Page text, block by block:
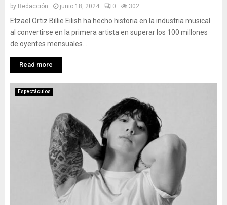
by Redacción junio 18, 2024 0 302
Etzael Ortiz Billie Eilish ha hecho historia en la industria musical
al convertirse en la primera artista en superar los 100 millones
de oyentes mensuales...
Read more
Espectáculos